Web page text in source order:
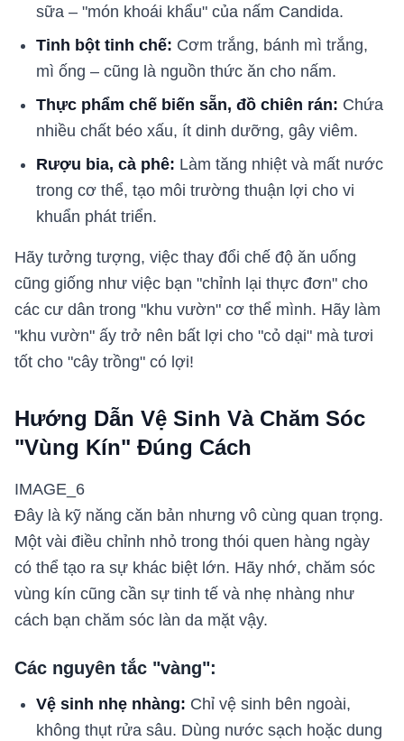
sữa – "món khoái khẩu" của nấm Candida.
Tinh bột tinh chế: Cơm trắng, bánh mì trắng,
mì ống – cũng là nguồn thức ăn cho nấm.
Thực phẩm chế biến sẵn, đồ chiên rán: Chứa
nhiều chất béo xấu, ít dinh dưỡng, gây viêm.
Rượu bia, cà phê: Làm tăng nhiệt và mất nước
trong cơ thể, tạo môi trường thuận lợi cho vi
khuẩn phát triển.
Hãy tưởng tượng, việc thay đổi chế độ ăn uống
cũng giống như việc bạn "chỉnh lại thực đơn" cho
các cư dân trong "khu vườn" cơ thể mình. Hãy làm
"khu vườn" ấy trở nên bất lợi cho "cỏ dại" mà tươi
tốt cho "cây trồng" có lợi!
Hướng Dẫn Vệ Sinh Và Chăm Sóc
"Vùng Kín" Đúng Cách
IMAGE_6
Đây là kỹ năng căn bản nhưng vô cùng quan trọng.
Một vài điều chỉnh nhỏ trong thói quen hàng ngày
có thể tạo ra sự khác biệt lớn. Hãy nhớ, chăm sóc
vùng kín cũng cần sự tinh tế và nhẹ nhàng như
cách bạn chăm sóc làn da mặt vậy.
Các nguyên tắc "vàng":
Vệ sinh nhẹ nhàng: Chỉ vệ sinh bên ngoài,
không thụt rửa sâu. Dùng nước sạch hoặc dung